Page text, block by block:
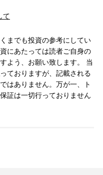
て
までも投資の参考にしてい
にあたっては読者ご自身の
よう、お願い致します。 当
ておりますが、記載される
はありません。万が一、ト
証は一切行っておりません